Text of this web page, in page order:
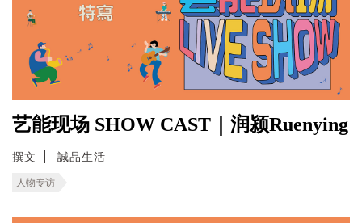
艺能现场 SHOW CAST｜润颍Ruenying
撰文 誠品生活
人物专访